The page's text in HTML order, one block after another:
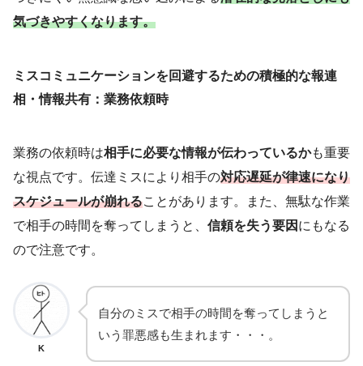
気づきやすくなります。
ミスコミュニケーションを回避するための積極的な報連
相・情報共有：業務依頼時
業務の依頼時は相手に必要な情報が伝わっているかも重要
な視点です。伝達ミスにより相手の対応遅延が律速になり
スケジュールが崩れることがあります。また、無駄な作業
で相手の時間を奪ってしまうと、 信頼を失う要因 にもなる
ので注意です。
K
自分のミスで相手の時間を奪ってしまうと
いう罪悪感も生まれます・・・。